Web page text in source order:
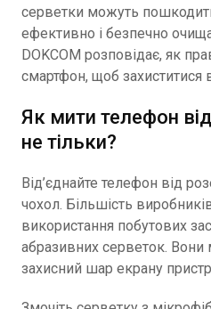
серветки можуть
ефективно і безпечно
DOKCOM розповідає, як
смартфон, щоб захиститися
Як мити телефон
не тільки?
Від’єднайте телефон від
чохол. Більшість
використання побутових
абразивних серветок.
захисний шар екрану